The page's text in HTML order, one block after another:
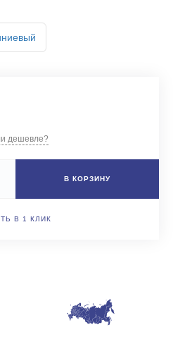
дешевле?
В КОРЗИНУ
В 1 КЛИК